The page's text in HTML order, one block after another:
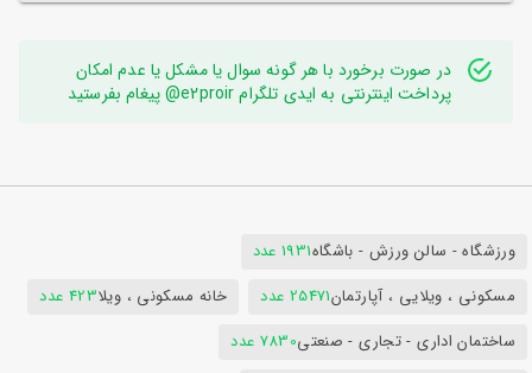
در صورت برخورد با هر گونه سوال یا مشکل یا عدم امکان
پرداخت اینترنتی به ایدی تلگرام e2proir@ پیغام بفرستید
ورزشگاه - سالن ورزش - باشگاه1931 عدد
مسکونی ، ویلایی ، آپارتمان25471 عدد خانه مسکونی ، ویلا423 عدد
ساختمان اداری - تجاری - صنعتی7830 عدد